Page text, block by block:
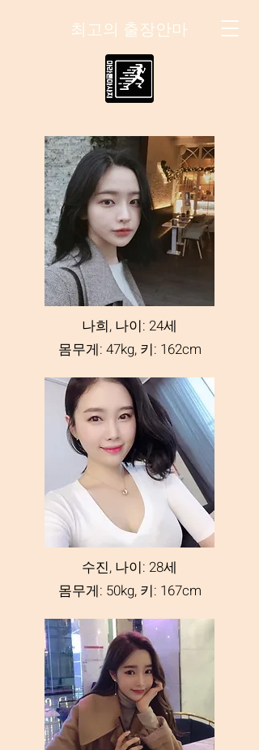
최고의 출장안마
나희, 나이: 24세
몸무게: 47kg, 키: 162cm
수진, 나이: 28세
몸무게: 50kg, 키: 167cm